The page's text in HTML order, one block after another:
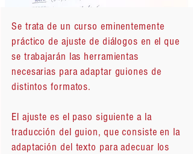
Se trata de un curso eminentemente
práctico de ajuste de diálogos en el que
se trabajarán las herramientas
necesarias para adaptar guiones de
distintos formatos.
El ajuste es el paso siguiente a la
traducción del guion, que consiste en la
adaptación del texto para adecuar los